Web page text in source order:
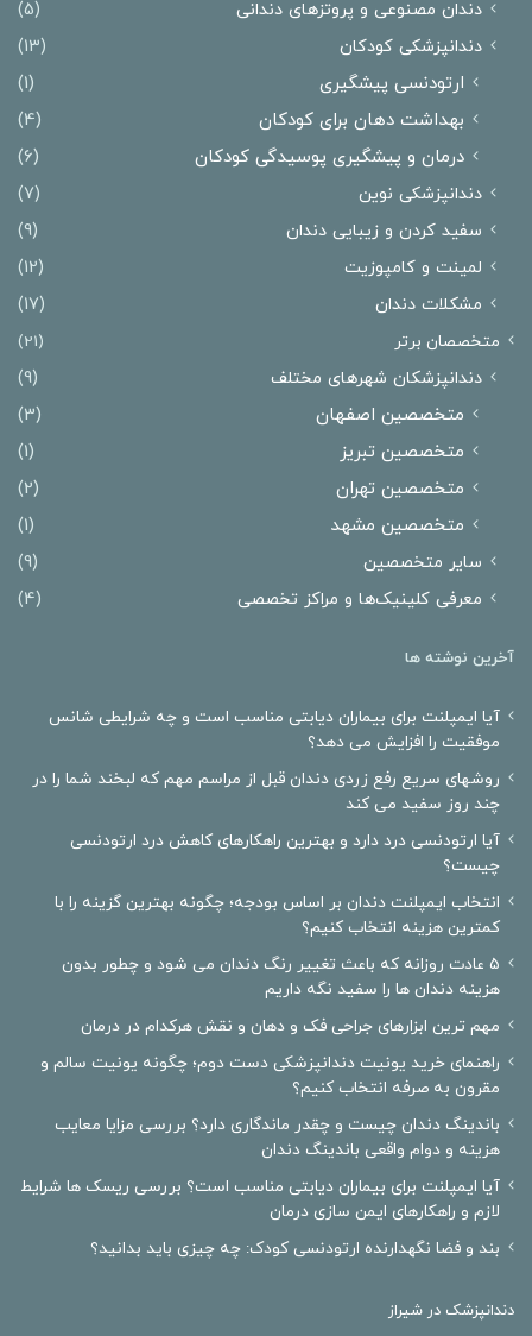
دندان مصنوعی و پروتزهای دندانی
(5)
دندانپزشکی کودکان
(13)
ارتودنسی پیشگیری
(1)
بهداشت دهان برای کودکان
(4)
درمان و پیشگیری پوسیدگی کودکان
(6)
دندانپزشکی نوین
(7)
سفید کردن و زیبایی دندان
(9)
لمینت و کامپوزیت
(12)
مشکلات دندان
(17)
متخصصان برتر (21)
دندانپزشکان شهرهای مختلف
(9)
متخصصین اصفهان
(3)
متخصصین تبریز
(1)
متخصصین تهران
(2)
متخصصین مشهد
(1)
سایر متخصصین
(9)
معرفی کلینیک‌ها و مراکز تخصصی
(4)
آخرین نوشته ها
آیا ایمپلنت برای بیماران دیابتی مناسب است و چه شرایطی شانس
موفقیت را افزایش می دهد؟
روشهای سریع رفع زردی دندان قبل از مراسم مهم که لبخند شما را در
چند روز سفید می کند
آیا ارتودنسی درد دارد و بهترین راهکارهای کاهش درد ارتودنسی
چیست؟
انتخاب ایمپلنت دندان بر اساس بودجه؛ چگونه بهترین گزینه را با
کمترین هزینه انتخاب کنیم؟
۵ عادت روزانه که باعث تغییر رنگ دندان می شود و چطور بدون
هزینه دندان ها را سفید نگه داریم
مهم ترین ابزارهای جراحی فک و دهان و نقش هرکدام در درمان
راهنمای خرید یونیت دندانپزشکی دست دوم؛ چگونه یونیت سالم و
مقرون به صرفه انتخاب کنیم؟
باندینگ دندان چیست و چقدر ماندگاری دارد؟ بررسی مزایا معایب
هزینه و دوام واقعی باندینگ دندان
آیا ایمپلنت برای بیماران دیابتی مناسب است؟ بررسی ریسک ها شرایط
لازم و راهکارهای ایمن سازی درمان
بند و فضا نگهدارنده ارتودنسی کودک: چه چیزی باید بدانید؟
دندانپزشک در شیراز